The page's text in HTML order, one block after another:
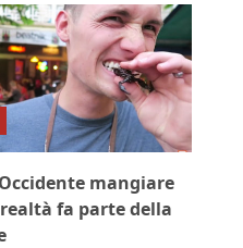
mangiare
fa parte della